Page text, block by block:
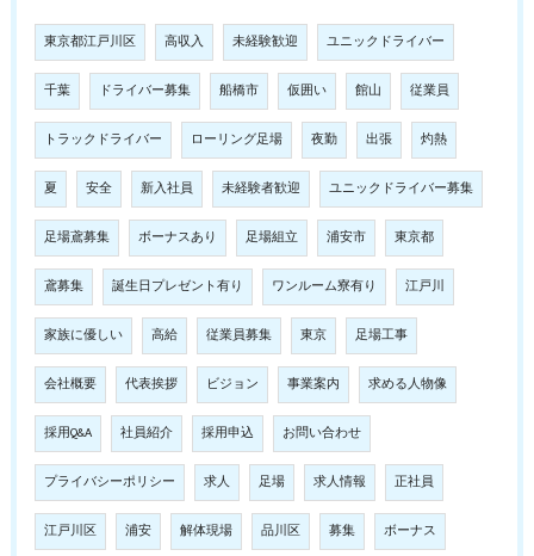
東京都江戸川区 高収入 未経験歓迎 ユニックドライバー
千葉 ドライバー募集 船橋市 仮囲い 館山 従業員
トラックドライバー ローリング足場 夜勤 出張 灼熱
夏 安全 新入社員 未経験者歓迎 ユニックドライバー募集
足場鳶募集 ボーナスあり 足場組立 浦安市 東京都
鳶募集 誕生日プレゼント有り ワンルーム寮有り 江戸川
家族に優しい 高給 従業員募集 東京 足場工事
会社概要 代表挨拶 ビジョン 事業案内 求める人物像
採用Q&A 社員紹介 採用申込 お問い合わせ
プライバシーポリシー 求人 足場 求人情報 正社員
江戸川区 浦安 解体現場 品川区 募集 ボーナス